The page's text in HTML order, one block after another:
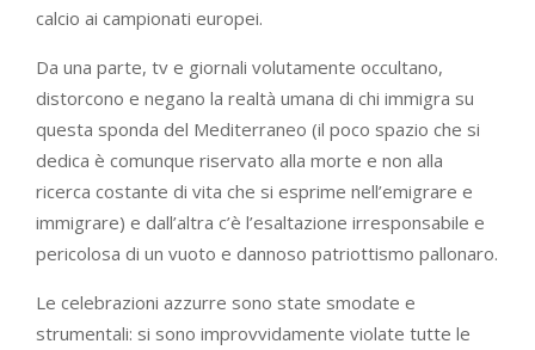
calcio ai campionati europei.
Da una parte, tv e giornali volutamente occultano,
distorcono e negano la realtà umana di chi immigra su
questa sponda del Mediterraneo (il poco spazio che si
dedica è comunque riservato alla morte e non alla
ricerca costante di vita che si esprime nell’emigrare e
immigrare) e dall’altra c’è l’esaltazione irresponsabile e
pericolosa di un vuoto e dannoso patriottismo pallonaro.
Le celebrazioni azzurre sono state smodate e
strumentali: si sono improvvidamente violate tutte le